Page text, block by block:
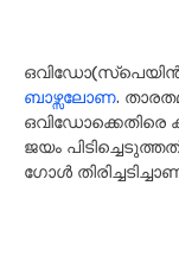
ബാഴ്സലോണ.
ഒവിഡോക്കെതിരെ
ജയം
ഗോൾ